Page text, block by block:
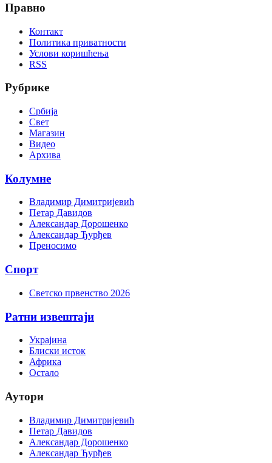
Правно
Контакт
Политика приватности
Услови коришћења
RSS
Рубрике
Србија
Свет
Магазин
Видео
Архива
Колумне
Владимир Димитријевић
Петар Давидов
Александар Дорошенко
Александар Ђурђев
Преносимо
Спорт
Светско првенство 2026
Ратни извештаји
Украјина
Блиски исток
Африка
Остало
Аутори
Владимир Димитријевић
Петар Давидов
Александар Дорошенко
Александар Ђурђев